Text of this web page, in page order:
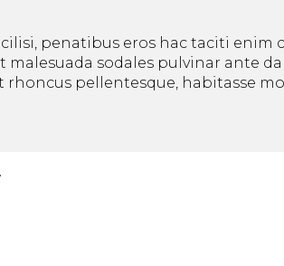
penatibus eros hac taciti enim
sodales pulvinar ante
pellentesque, habitasse